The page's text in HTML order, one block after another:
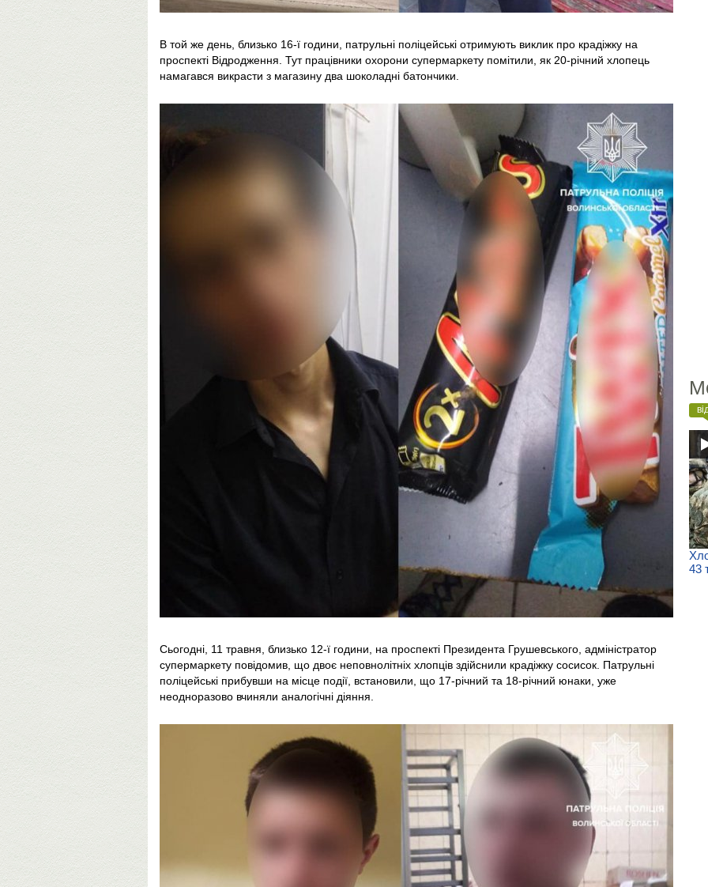
В той же день, близько 16-ї години, патрульні поліцейські отримують виклик про крадіжку на
проспекті Відродження. Тут працівники охорони супермаркету помітили, як 20-річний хлопець
намагався викрасти з магазину два шоколадні батончики.
Сьогодні, 11 травня, близько 12-ї години, на проспекті Президента Грушевського, адміністратор
супермаркету повідомив, що двоє неповнолітніх хлопців здійснили крадіжку сосисок. Патрульні
поліцейські прибувши на місце події, встановили, що 17-річний та 18-річний юнаки, уже
неодноразово вчиняли аналогічні діяння.
43